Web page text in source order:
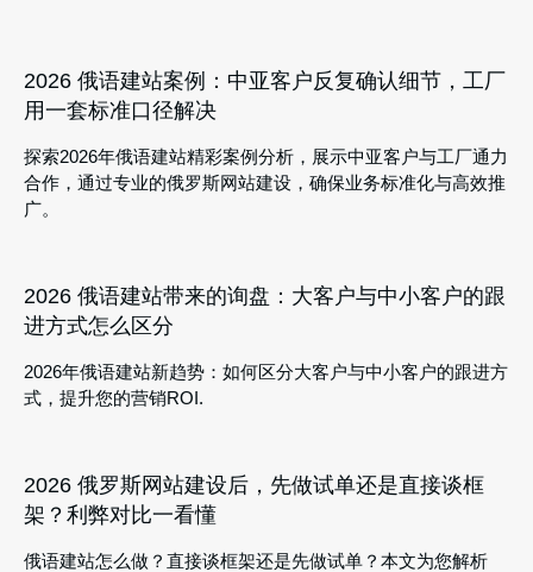
2026 俄语建站案例：中亚客户反复确认细节，工厂
用一套标准口径解决
探索2026年俄语建站精彩案例分析，展示中亚客户与工厂通力
合作，通过专业的俄罗斯网站建设，确保业务标准化与高效推
广。
2026 俄语建站带来的询盘：大客户与中小客户的跟
进方式怎么区分
2026年俄语建站新趋势：如何区分大客户与中小客户的跟进方
式，提升您的营销ROI.
2026 俄罗斯网站建设后，先做试单还是直接谈框
架？利弊对比一看懂
俄语建站怎么做？直接谈框架还是先做试单？本文为您解析